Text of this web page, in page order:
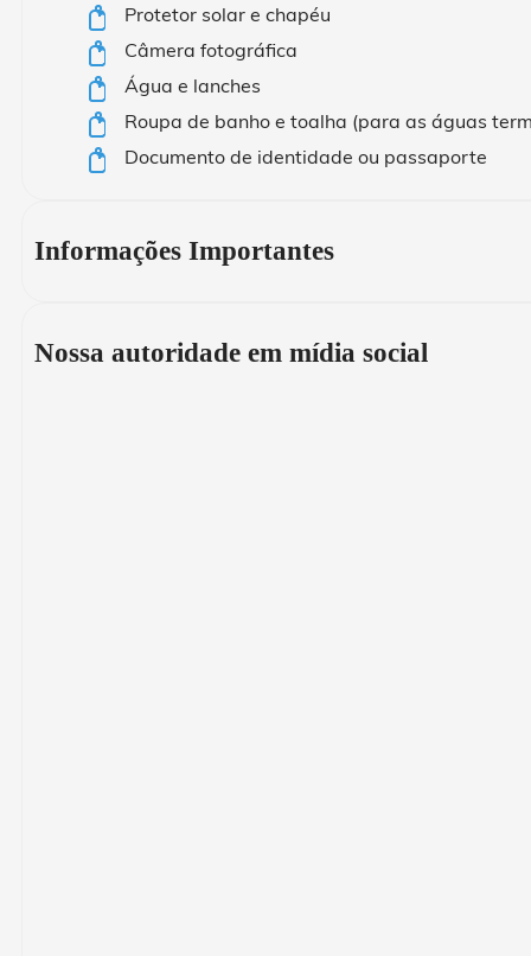
Protetor solar e chapéu
Câmera fotográfica
Água e lanches
Roupa de banho e toalha (para as águas
Documento de identidade ou passaporte
Informações Importantes
Nossa autoridade em mídia social